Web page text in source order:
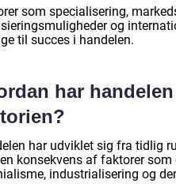
som specialisering,
og
til succes i handelen.
har
har udviklet sig fra tidlig
konsekvens af faktorer
industrialisering og